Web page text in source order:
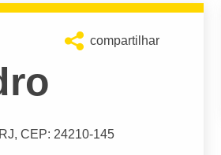
compartilhar
CEP: 24210-145